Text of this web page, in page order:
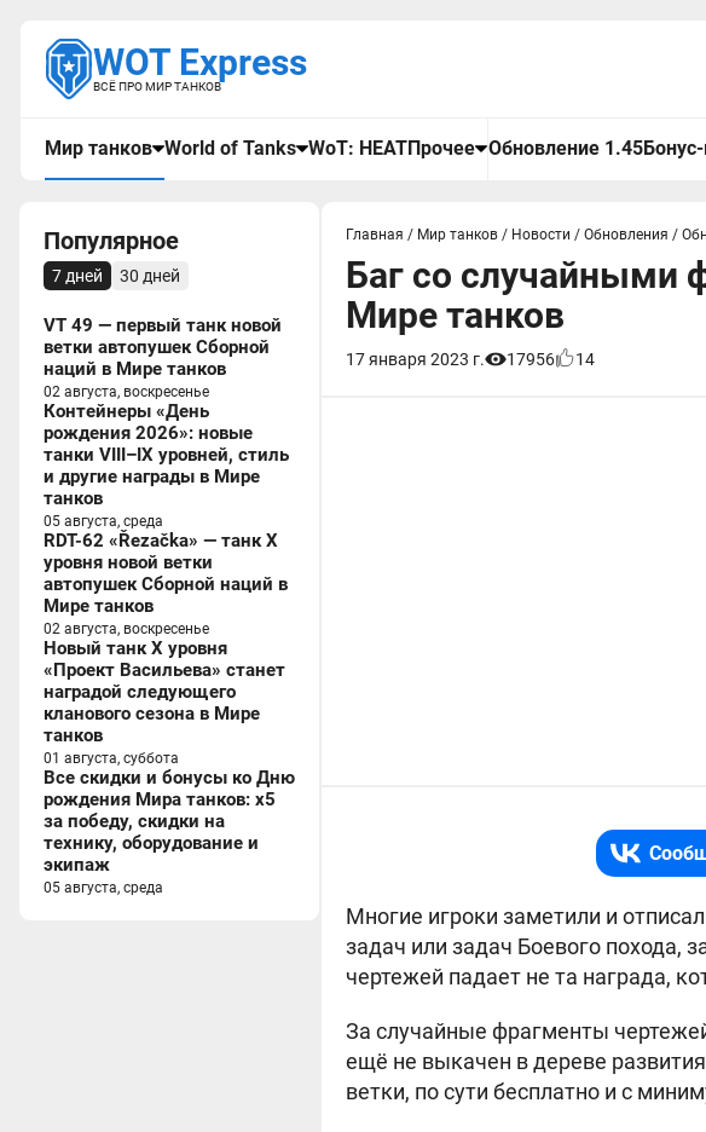
WOT Express
ВСЁ ПРО МИР ТАНКОВ
Мир танков World of Tanks WoT: HEATПрочее Обновление 1.45
Популярное
7 дней 30 дней
VT 49 — первый танк новой
ветки автопушек Сборной
наций в Мире танков
02 августа, воскресенье
Контейнеры «День
рождения 2026»: новые
танки VIII–IX уровней, стиль
и другие награды в Мире
танков
05 августа, среда
RDT-62 «Řezačka» — танк X
уровня новой ветки
автопушек Сборной наций в
Мире танков
02 августа, воскресенье
Новый танк X уровня
«Проект Васильева» станет
наградой следующего
кланового сезона в Мире
танков
01 августа, суббота
Все скидки и бонусы ко Дню
рождения Мира танков: x5
за победу, скидки на
технику, оборудование и
экипаж
05 августа, среда
Главная / Мир танков / Новости / Обновления /
Баг со случайными
Мире танков
17 января 2023 г. 17956 14
Многие игроки заметили и
задач или задач Боевого похода,
чертежей падает не та награда,
За случайные фрагменты
ещё не выкачен в дереве
ветки, по сути бесплатно и с